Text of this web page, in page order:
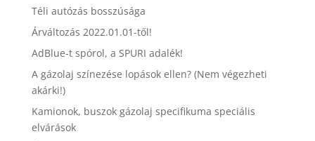
Téli autózás bosszúsága
Árváltozás 2022.01.01-től!
AdBlue-t spórol, a SPURI adalék!
A gázolaj színezése lopások ellen? (Nem végezheti
akárki!)
Kamionok, buszok gázolaj specifikuma speciális
elvárások